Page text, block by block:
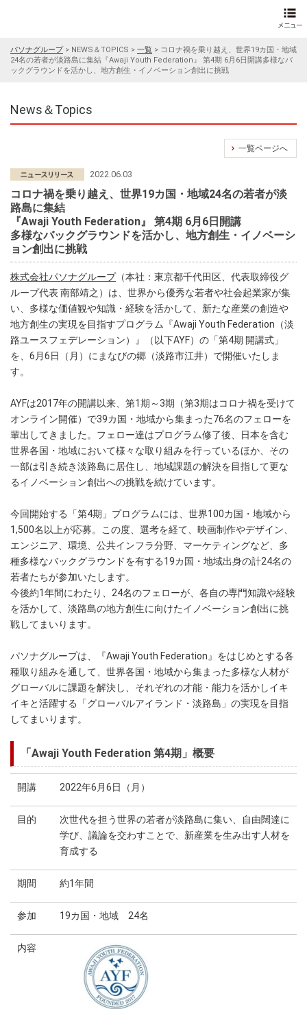
パソナグループ> NEWS＆TOPICS > 一覧 > コロナ禍を乗り越え、世界19カ国・地域
24名の若者が淡路島に集結『Awaji Youth Federation』 第4期 6月6日開講多様なバ
ックグラウンドを活かし、地方創生・イノベーション創出に挑戦
News＆Topics
一覧ページへ
2022.06.03
コロナ禍を乗り越え、世界19カ国・地域24名の若者が淡
路島に集結
『Awaji Youth Federation』 第4期 6月6日開講
多様なバックグラウンドを活かし、地方創生・イノベーシ
ョン創出に挑戦
株式会社パソナグループ（本社：東京都千代田区、代表取締役グ
ループ代表 南部靖之）は、世界から優秀な若者や社会起業家が集
い、多様な価値観や知識・経験を活かして、新たな産業の創造や
地方創生の実現を目指すプログラム『Awaji Youth Federation（淡
路ユースフェデレーション）』（以下AYF）の「第4期 開講式」
を、6月6日（月）にまなびの郷（淡路市江井）で開催いたしま
す。
AYFは2017年の開講以来、第1期～3期（第3期はコロナ禍を受けて
オンライン開催）で39カ国・地域から集まった76名のフェローを
輩出してきました。フェロー達はプログラム修了後、日本を含む
世界各国・地域において様々な取り組みを行っているほか、その
一部は引き続き淡路島に居住し、地域課題の解決を目指して更な
るイノベーション創出への挑戦を続けています。
今回開始する「第4期」プログラムには、世界100カ国・地域から
1,500名以上が応募。この度、選考を経て、映画制作やデザイン、
エンジニア、環境、公共インフラ分野、マーケティングなど、多
種多様なバックグラウンドを有する19カ国・地域出身の計24名の
若者たちが参加いたします。
今後約1年間にわたり、24名のフェローが、各自の専門知識や経験
を活かして、淡路島の地方創生に向けたイノベーション創出に挑
戦してまいります。
パソナグループは、『Awaji Youth Federation』をはじめとする各
種取り組みを通して、世界各国・地域から集まった多様な人材が
グローバルに課題を解決し、それぞれの才能・能力を活かしイキ
イキと活躍する「グローバルアイランド・淡路島」の実現を目指
してまいります。
「Awaji Youth Federation 第4期」概要
開講 2022年6月6日（月）
目的
次世代を担う世界の若者が淡路島に集い、自由闊達に
学び、議論を交わすことで、新産業を生み出す人材を
育成する
期間 約1年間
参加 19カ国・地域 24名
内容